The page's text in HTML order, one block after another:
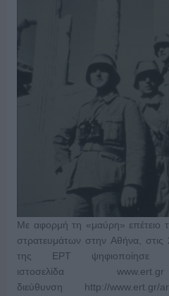
Με αφορμή τη «μαύρη» επέτειο
στρατευμάτων στην Αθήνα, στις
της ΕΡΤ ψηφιοποίησε
ιστοσελίδα
διεύθυνση http://www.ert.gr/